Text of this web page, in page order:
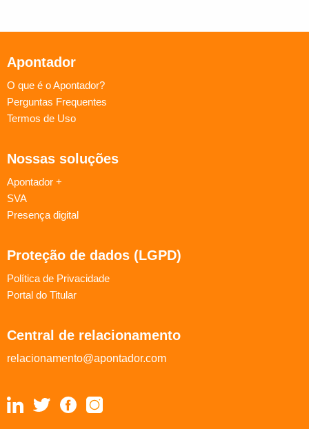
Apontador
O que é o Apontador?
Perguntas Frequentes
Termos de Uso
Nossas soluções
Apontador +
SVA
Presença digital
Proteção de dados (LGPD)
Política de Privacidade
Portal do Titular
Central de relacionamento
relacionamento@apontador.com